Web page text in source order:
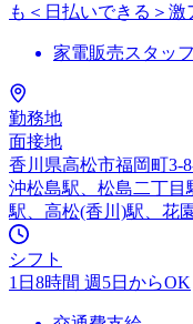
も＜日払いできる＞激
家電販売スタッフ
勤務地
面接地
香川県高松市福岡町3-
沖松島駅、松島二丁
駅、高松(香川)駅、花
シフト
1日8時間 週5日からOK